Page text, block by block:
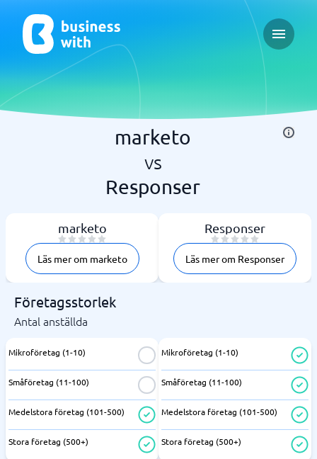
Open
marketo
vs
Responser
marketo
Läs mer om marketo
Responser
Läs mer om Responser
Företagsstorlek
Antal anställda
Mikroföretag (1-10)
Småföretag (11-100)
Medelstora företag (101-500)
Stora företag (500+)
Mikroföretag (1-10)
Småföretag (11-100)
Medelstora företag (101-500)
Stora företag (500+)